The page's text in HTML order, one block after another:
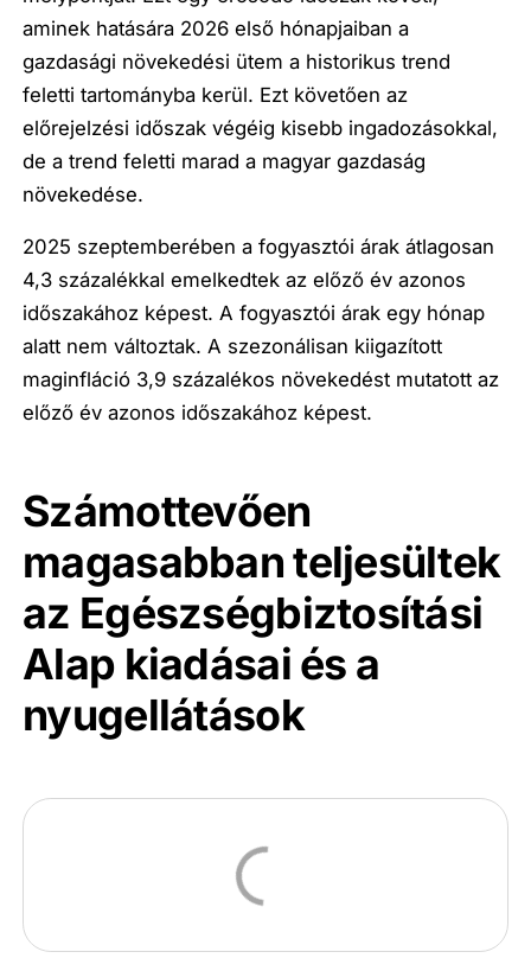
aminek hatására 2026 első hónapjaiban a
gazdasági növekedési ütem a historikus trend
feletti tartományba kerül. Ezt követően az
előrejelzési időszak végéig kisebb ingadozásokkal,
de a trend feletti marad a magyar gazdaság
növekedése.
2025 szeptemberében a fogyasztói árak átlagosan
4,3 százalékkal emelkedtek az előző év azonos
időszakához képest. A fogyasztói árak egy hónap
alatt nem változtak. A szezonálisan kiigazított
maginfláció 3,9 százalékos növekedést mutatott az
előző év azonos időszakához képest.
Számottevően
magasabban teljesültek
az Egészségbiztosítási
Alap kiadásai és a
nyugellátások